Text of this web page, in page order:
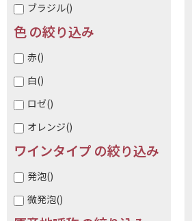
ブラジル()
色 の絞り込み
赤()
白()
ロゼ()
オレンジ()
ワインタイプ の絞り込み
発泡()
微発泡()